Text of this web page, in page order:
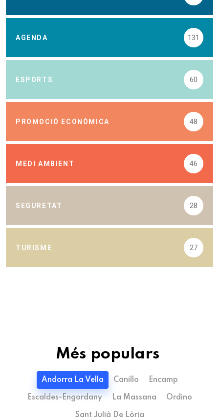
AGENDA 131
ESPORTS 60
PROMOCIÓ ECONÒMICA 48
MEDI AMBIENT 46
SEGURETAT 28
TURISME 27
Més populars
Andorra La Vella Canillo Encamp
Escaldes-Engordany La Massana Ordino
Sant Julià De Lòria